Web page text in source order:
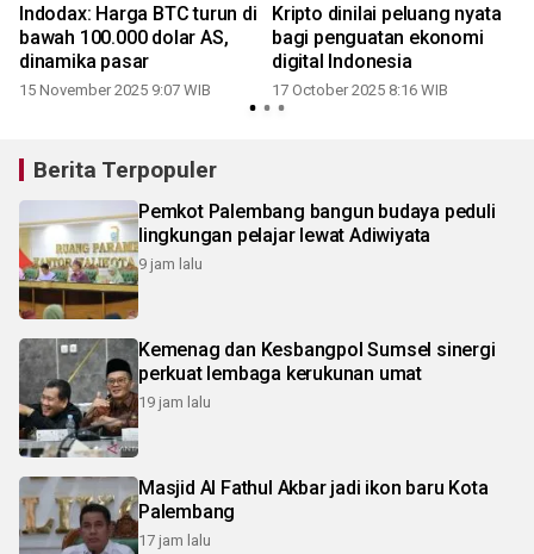
Indodax: Harga BTC turun di
bawah 100.000 dolar AS,
dinamika pasar
15 November 2025 9:07 WIB
Kripto dinilai peluang nyata
bagi penguatan ekonomi
digital Indonesia
17 October 2025 8:16 WIB
Berita Terpopuler
Pemkot Palembang bangun budaya peduli
lingkungan pelajar lewat Adiwiyata
9 jam lalu
Kemenag dan Kesbangpol Sumsel sinergi
perkuat lembaga kerukunan umat
19 jam lalu
Masjid Al Fathul Akbar jadi ikon baru Kota
Palembang
17 jam lalu